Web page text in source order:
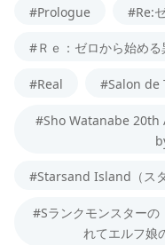
#Prologue #Re:
#Ｒｅ：ゼロから始め
#Real #Salon de
#Sho Watanabe
#Starsand Island（ス
#Sランクモンスター
れてエルフ娘